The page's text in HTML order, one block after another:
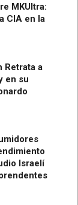
MKUltra:
CIA en la
Retrata a
en su
Israelí